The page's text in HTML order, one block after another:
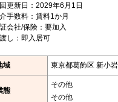
更新日：2029年6月1日
手数料：賃料1か月
会社/保険：要加入
し：即入居可
域 東京都葛飾区 新小
態
その他
その他